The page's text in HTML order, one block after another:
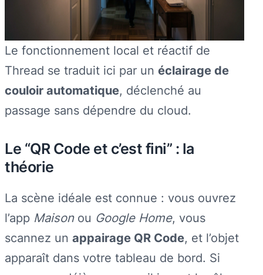
Le fonctionnement local et réactif de
Thread se traduit ici par un éclairage de
couloir automatique, déclenché au
passage sans dépendre du cloud.
Le “QR Code et c’est fini” : la
théorie
La scène idéale est connue : vous ouvrez
l’app Maisonou Google Home, vous
scannez un appairage QR Code, et l’objet
apparaît dans votre tableau de bord. Si